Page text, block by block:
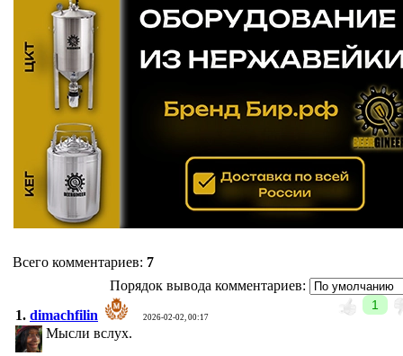
Всего комментариев: 7
Порядок вывода комментариев:
1
1. dimachfilin 2026-02-02, 00:17
Мысли вслух.